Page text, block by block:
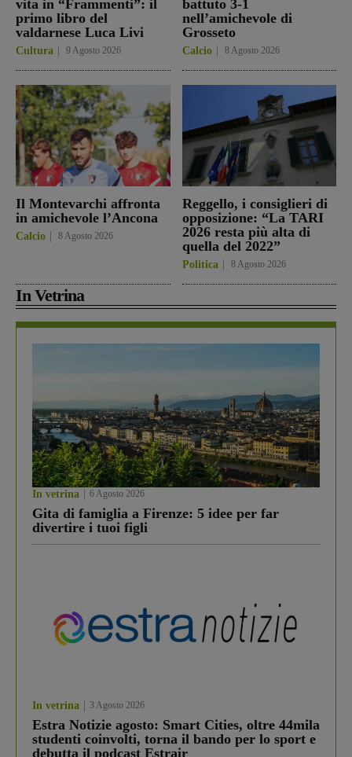
vita in “Frammenti”: il
primo libro del
valdarnese Luca Livi
Cultura 9 Agosto 2026
battuto 3-1
nell’amichevole di
Grosseto
Calcio 8 Agosto 2026
Il Montevarchi affronta
in amichevole l’Ancona
Calcio 8 Agosto 2026
Reggello, i consiglieri di
opposizione: “La TARI
2026 resta più alta di
quella del 2022”
Politica 8 Agosto 2026
In Vetrina
In vetrina 6 Agosto 2026
Gita di famiglia a Firenze: 5 idee per far
divertire i tuoi figli
In vetrina 3 Agosto 2026
Estra Notizie agosto: Smart Cities, oltre 44mila
studenti coinvolti, torna il bando per lo sport e
debutta il podcast Estrair